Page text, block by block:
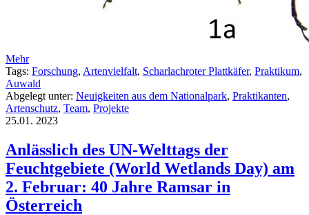
Mehr
Tags: Forschung, Artenvielfalt, Scharlachroter Plattkäfer, Praktikum,
Auwald
Abgelegt unter: Neuigkeiten aus dem Nationalpark, Praktikanten,
Artenschutz, Team, Projekte
25.01. 2023
Anlässlich des UN-Welttags der
Feuchtgebiete (World Wetlands Day) am
2. Februar: 40 Jahre Ramsar in
Österreich